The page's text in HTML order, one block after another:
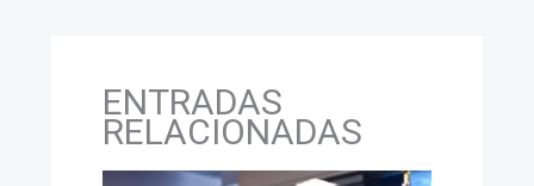
ENTRADAS
RELACIONADAS